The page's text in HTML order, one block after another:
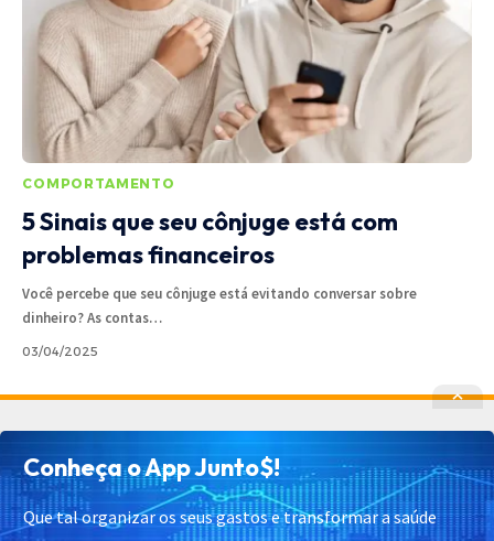
COMPORTAMENTO
5 Sinais que seu cônjuge está com
problemas financeiros
Você percebe que seu cônjuge está evitando conversar sobre
dinheiro? As contas…
03/04/2025
Termos de Uso Contato Cadastrar Quem Somos
Conheça o App Junto$!
Que tal organizar os seus gastos e transformar a saúde